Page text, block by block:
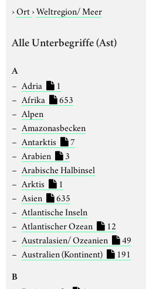
›Ort›Weltregion/ Meer
Alle Unterbegriffe (Ast)
A
Adria
1
Afrika
653
Alpen
Amazonasbecken
Antarktis
7
Arabien
3
Arabische Halbinsel
Arktis
1
Asien
635
Atlantische Inseln
Atlantischer Ozean
12
Australasien/ Ozeanien
49
Australien (Kontinent)
191
B